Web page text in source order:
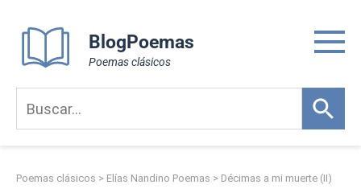
content
BlogPoemas
Poemas clásicos
Poemas clásicos > Elías Nandino Poemas > Décimas a mi muerte (II)